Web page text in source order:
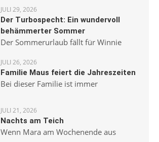
JULI 29, 2026
Der Turbospecht: Ein wundervoll
behämmerter Sommer
Der Sommerurlaub fällt für Winnie
JULI 26, 2026
Familie Maus feiert die Jahreszeiten
Bei dieser Familie ist immer
JULI 21, 2026
Nachts am Teich
Wenn Mara am Wochenende aus